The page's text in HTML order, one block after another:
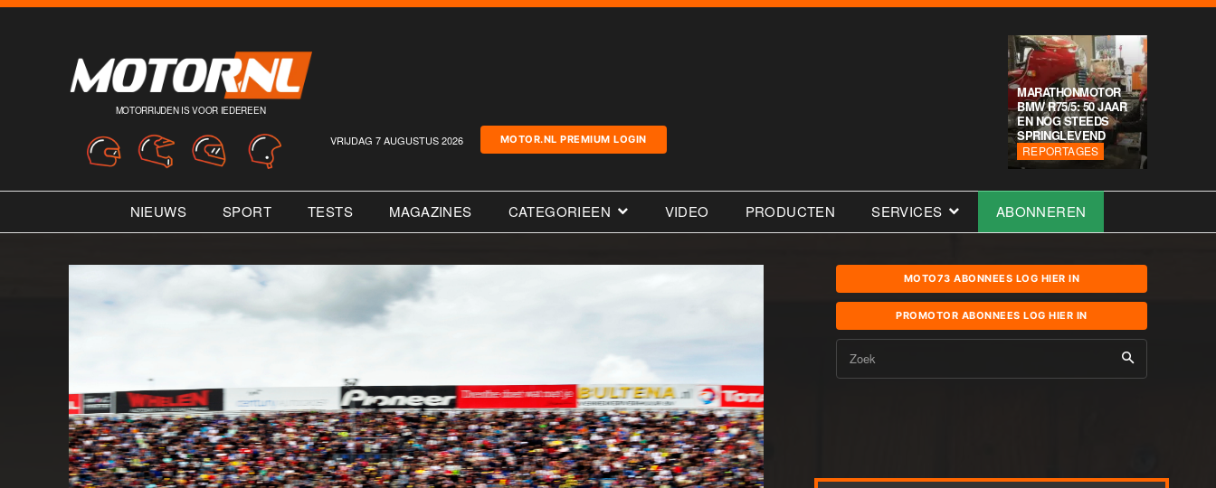
MOTORRIJDEN IS VOOR IEDEREEN
VRIJDAG 7 AUGUSTUS 2026 MOTOR.NL PREMIUM LOGIN
MARATHONMOTOR
BMW R75/5: 50 JAAR
EN NOG STEEDS
SPRINGLEVEND
REPORTAGES
NIEUWS SPORT TESTS MAGAZINES CATEGORIEEN VIDEO PRODUCTEN SERVICES ABONNEREN
MOTO73 ABONNEES LOG HIER IN
PROMOTOR ABONNEES LOG HIER IN
Zoek